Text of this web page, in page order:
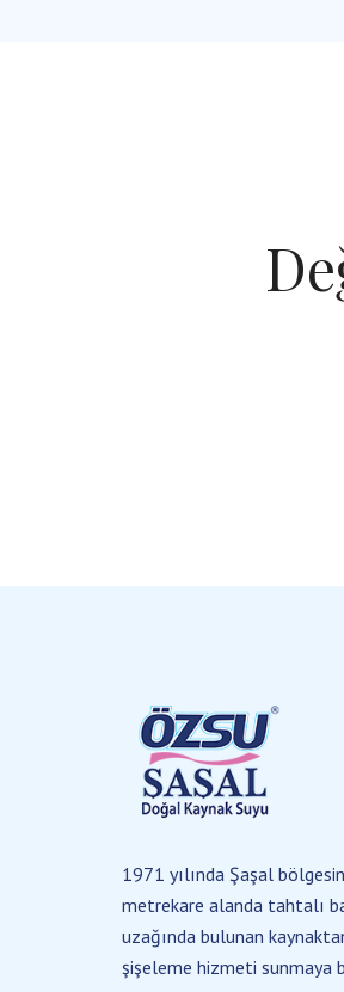
1971 yılında Şaşal
metrekare alanda tahtalı
uzağında bulunan
şişeleme hizmeti sunmaya